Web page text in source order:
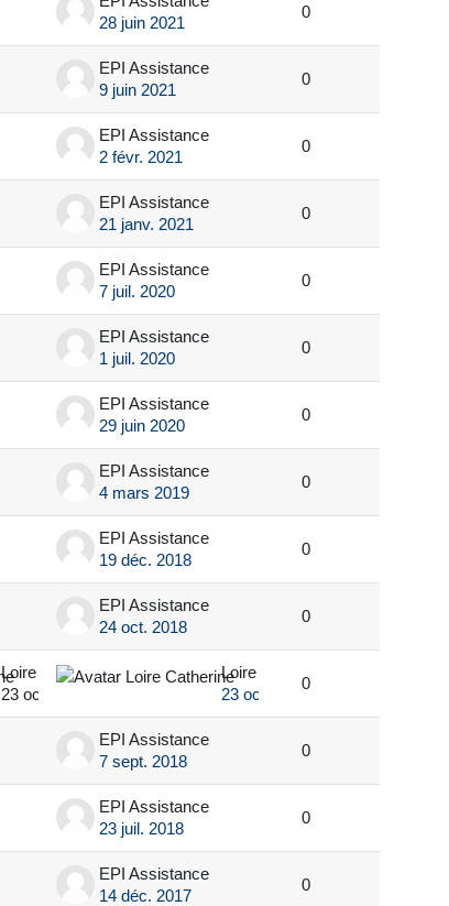
28 juin 2021
0
EPI Assistance
9 juin 2021
0
EPI Assistance
2 févr. 2021
0
EPI Assistance
21 janv. 2021
0
EPI Assistance
7 juil. 2020
0
EPI Assistance
1 juil. 2020
0
EPI Assistance
29 juin 2020
0
EPI Assistance
4 mars 2019
0
EPI Assistance
19 déc. 2018
0
EPI Assistance
24 oct. 2018
0
Loire Catherine
23 oct. 2018
Loire Catherine
23 oct. 2018
0
EPI Assistance
7 sept. 2018
0
EPI Assistance
23 juil. 2018
0
EPI Assistance
14 déc. 2017
0